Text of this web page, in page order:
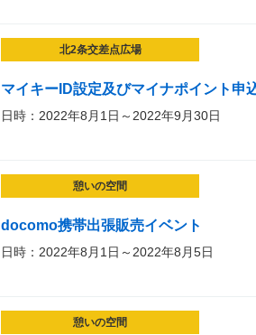
北2条交差点広場
マイキーID設定及びマイナポイント申
日時：2022年8月1日～2022年9月30日
憩いの空間
docomo携帯出張販売イベント
日時：2022年8月1日～2022年8月5日
憩いの空間